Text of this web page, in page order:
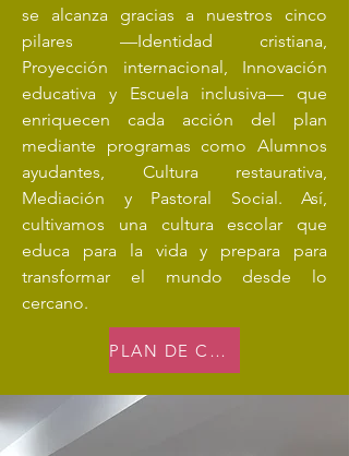
se alcanza gracias a nuestros cinco
pilares —Identidad cristiana,
Proyección internacional, Innovación
educativa y Escuela inclusiva— que
enriquecen cada acción del plan
mediante programas como Alumnos
ayudantes, Cultura restaurativa,
Mediación y Pastoral Social. Así,
cultivamos una cultura escolar que
educa para la vida y prepara para
transformar el mundo desde lo
cercano.
PLAN DE CONVIVENCIA